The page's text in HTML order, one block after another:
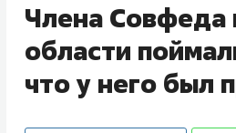
Члена Совфеда
области
что у него был